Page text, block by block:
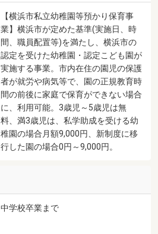
【横浜市私立幼稚園等預かり保育事
業】横浜市が定めた基準(実施日、時
間、職員配置等)を満たし、横浜市の
認定を受けた幼稚園・認定こども園が
実施する事業。市内在住の園児の保護
者が就労や病気等で、園の正規教育時
間の前後に家庭で保育ができない場合
に、利用可能。3歳児～5歳児は無
料、満3歳児は、私学助成を受ける幼
稚園の場合月額9,000円、新制度に移
行した園の場合0円～9,000円。
中学校卒業まで